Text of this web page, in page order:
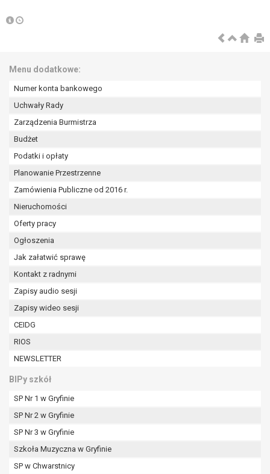
Menu dodatkowe:
Numer konta bankowego
Uchwały Rady
Zarządzenia Burmistrza
Budżet
Podatki i opłaty
Planowanie Przestrzenne
Zamówienia Publiczne od 2016 r.
Nieruchomości
Oferty pracy
Ogłoszenia
Jak załatwić sprawę
Kontakt z radnymi
Zapisy audio sesji
Zapisy wideo sesji
CEIDG
RIOS
NEWSLETTER
BIPy szkół
SP Nr 1 w Gryfinie
SP Nr 2 w Gryfinie
SP Nr 3 w Gryfinie
Szkoła Muzyczna w Gryfinie
SP w Chwarstnicy
wykonania zadania realizowanego w
niezbędność przetwarzania do celów
szczególną sytuacją. W razie wniesienia
podstaw do ustalenia, dochodzenia lub
obrony roszczeń.
W przypadku gdy przetwarzanie danych
cofnięcia tej zgody w dowolnym momencie.
Cofnięcie to nie ma wpływu na zgodność
zgody przed jej cofnięciem.
Przysługuje Pani/Panu prawo wniesienia skargi do
organu nadzorczego na niezgodne z prawem
przez administratora.
Organem właściwym do wniesienia skargi jest